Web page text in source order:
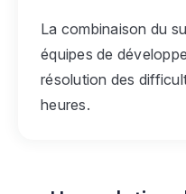
La combinaison du
équipes de
résolution des
heures.